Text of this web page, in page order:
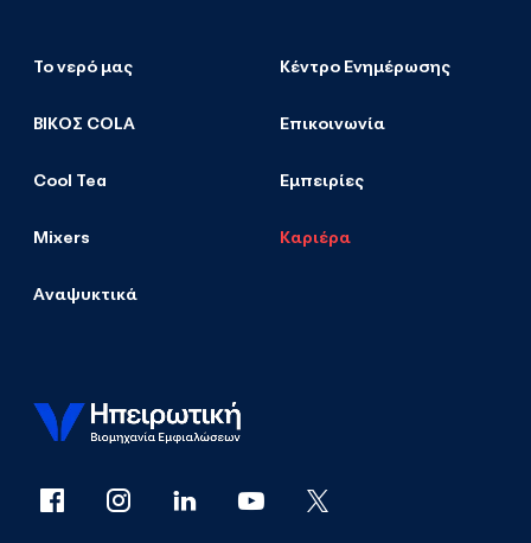
Το νερό μας
ΒΙΚΟΣ COLA
Cool Tea
Mixers
Αναψυκτικά
Κέντρο Ενημέρωσης
Επικοινωνία
Εμπειρίες
Καριέρα